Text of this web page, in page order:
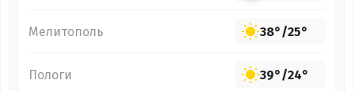
Мелитополь 38°/25°
Пологи 39°/24°